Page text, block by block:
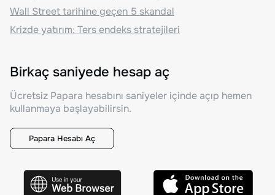
Wall Street tarihine geçen 5 skandal
Krizde yatırım: Ters endeks stratejileri
Birkaç saniyede hesap aç
Ücretsiz Papara hesabını saniyeler içinde açıp hemen
kullanmaya başlayabilirsin.
Papara Hesabı Aç